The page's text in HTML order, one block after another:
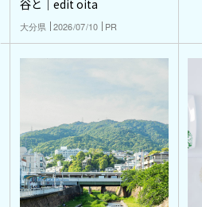
谷と｜edit oita
大分県 2026/07/10 PR